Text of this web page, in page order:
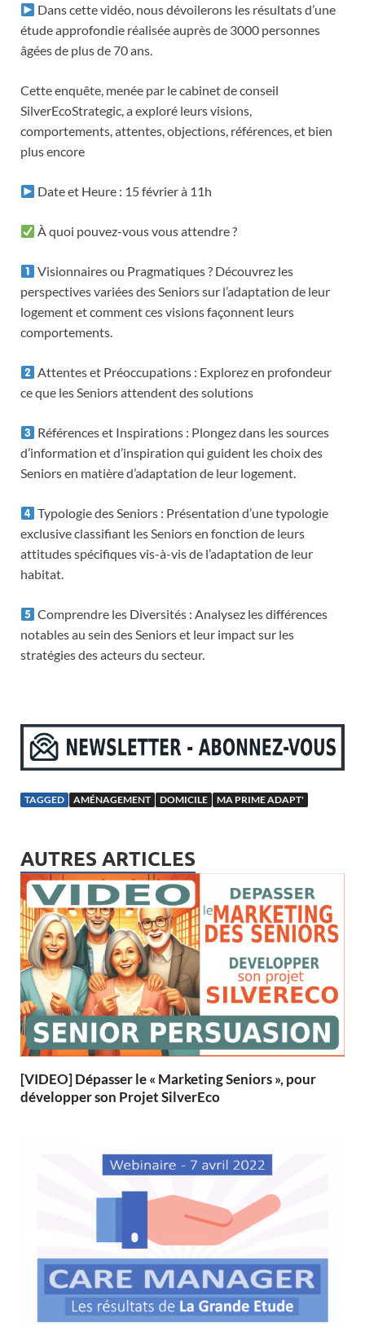
Dans cette vidéo, nous dévoilerons les résultats d’une
étude approfondie réalisée auprès de 3000 personnes
âgées de plus de 70 ans.
Cette enquête, menée par le cabinet de conseil
SilverEcoStrategic, a exploré leurs visions,
comportements, attentes, objections, références, et bien
plus encore
Date et Heure : 15 février à 11h
À quoi pouvez-vous vous attendre ?
Visionnaires ou Pragmatiques ? Découvrez les
perspectives variées des Seniors sur l’adaptation de leur
logement et comment ces visions façonnent leurs
comportements.
Attentes et Préoccupations : Explorez en profondeur
ce que les Seniors attendent des solutions
Références et Inspirations : Plongez dans les sources
d’information et d’inspiration qui guident les choix des
Seniors en matière d’adaptation de leur logement.
Typologie des Seniors : Présentation d’une typologie
exclusive classifiant les Seniors en fonction de leurs
attitudes spécifiques vis-à-vis de l’adaptation de leur
habitat.
Comprendre les Diversités : Analysez les différences
notables au sein des Seniors et leur impact sur les
stratégies des acteurs du secteur.
TAGGED AMÉNAGEMENT DOMICILE MA PRIME ADAPT'
AUTRES ARTICLES
[VIDEO] Dépasser le « Marketing Seniors », pour
développer son Projet SilverEco